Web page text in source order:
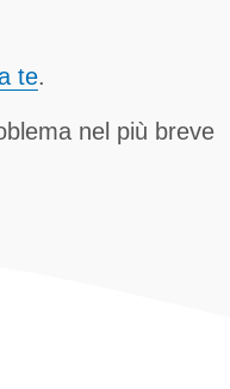
te.
nel più breve